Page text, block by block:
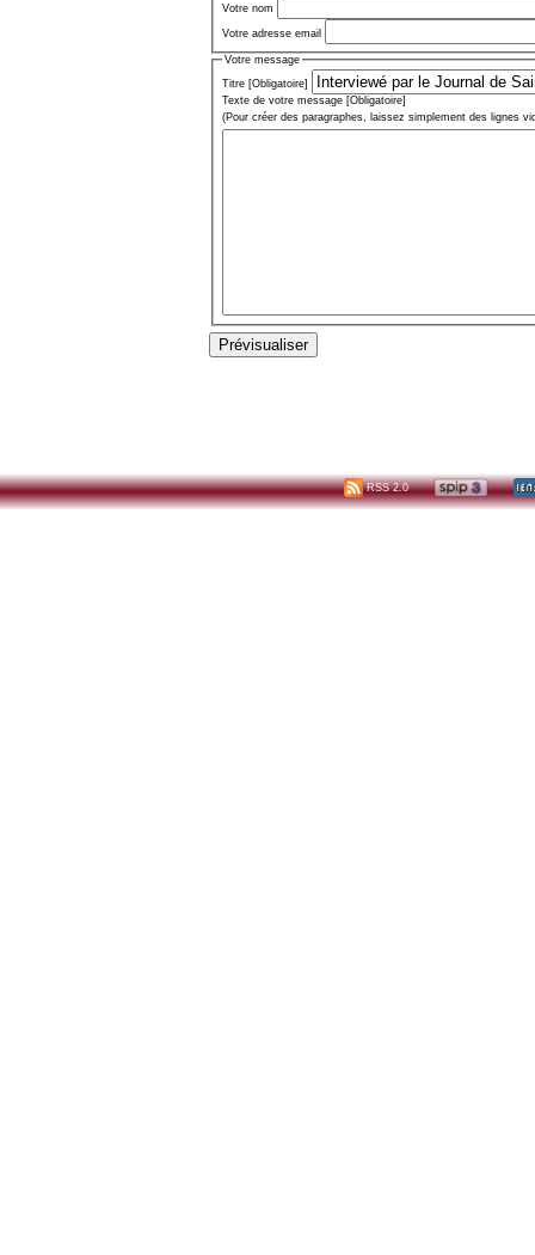
Votre nom
Votre adresse email
Votre message
Titre [Obligatoire]
Texte de votre message [Obligatoire]
(Pour créer des paragraphes, laissez simplement des lignes
RSS 2.0